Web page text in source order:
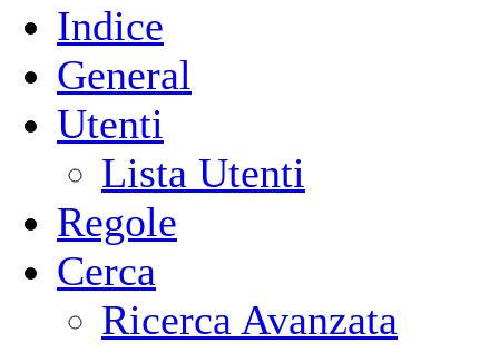
Indice
General
Utenti
Lista Utenti
Regole
Cerca
Ricerca Avanzata